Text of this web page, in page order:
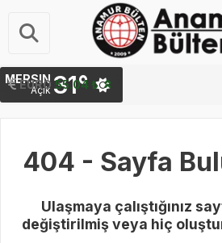
EURO 55.04 ₺
STERLIN 64.26 ₺
MERSIN
Açık 31°
404 - Sayfa
Ulaşmaya çalıştığınız
değiştirilmiş veya hiç